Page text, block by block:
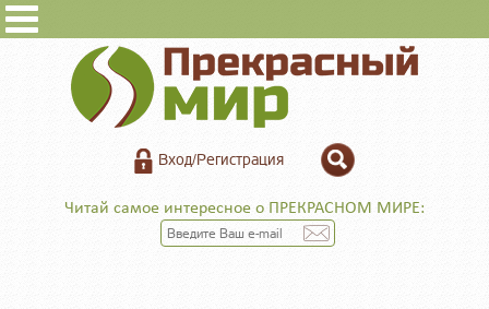
Вход/Регистрация
Читай самое интересное о ПРЕКРАСНОМ МИРЕ: